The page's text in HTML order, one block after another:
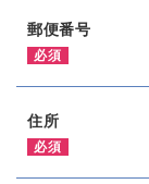
郵便番号
必須
住所
必須